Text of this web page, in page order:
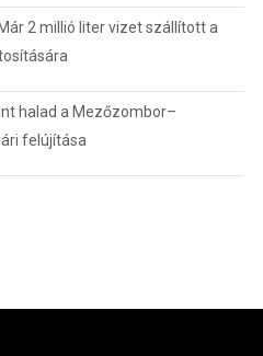
2 millió liter vizet szállított a
halad a Mezőzombor–
felújítása